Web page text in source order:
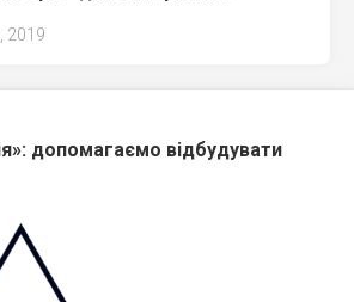
2019
допомагаємо відбудувати